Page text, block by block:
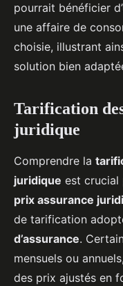
pourrait bénéficier
une affaire de
choisie, illustrant
solution bien
Tarification
juridique
Comprendre la
juridique est crucial
prix assurance
de tarification
d’assurance.
mensuels ou
des prix ajustés en